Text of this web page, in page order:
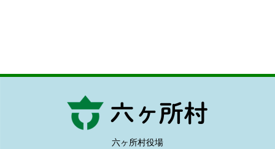
六ヶ所村役場